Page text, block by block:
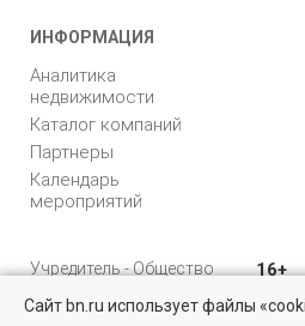
ИНФОРМАЦИЯ
Аналитика
недвижимости
Каталог компаний
Партнеры
Календарь
мероприятий
Учредитель - Общество
ответственностью
16+
Сайт bn.ru использует файлы